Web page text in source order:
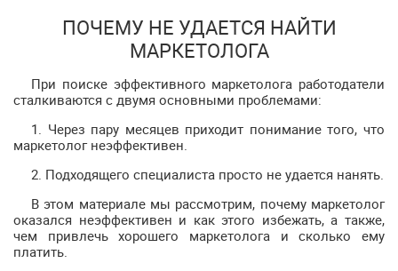
ПОЧЕМУ НЕ УДАЕТСЯ НАЙТИ
МАРКЕТОЛОГА
При поиске эффективного маркетолога работодатели
сталкиваются с двумя основными проблемами:
1. Через пару месяцев приходит понимание того, что
маркетолог неэффективен.
2. Подходящего специалиста просто не удается нанять.
В этом материале мы рассмотрим, почему маркетолог
оказался неэффективен и как этого избежать, а также,
чем привлечь хорошего маркетолога и сколько ему
платить.